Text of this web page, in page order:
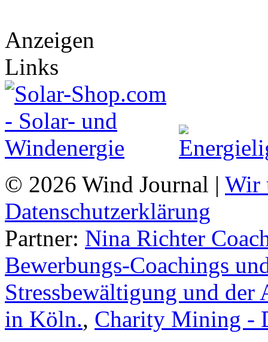
Anzeigen
Links
© 2026 Wind Journal | Wir
Datenschutzerklärung
Partner: Nina Richter
Bewerbungs-Coachings
Stressbewältigung und
in Köln., Charity Mining -